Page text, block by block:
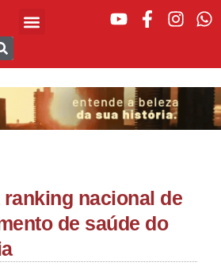
ranking nacional de
de saúde do